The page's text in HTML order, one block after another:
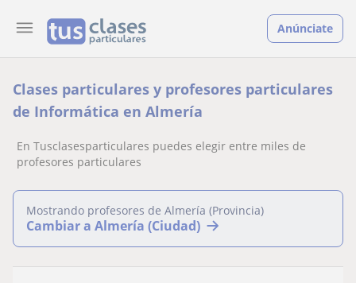
Anúnciate
Clases particulares y profesores particulares
de Informática en Almería
En Tusclasesparticulares puedes elegir entre miles de
profesores particulares
Mostrando profesores de Almería (Provincia)
Cambiar a Almería (Ciudad)